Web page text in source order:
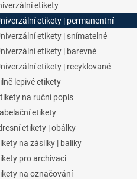
etikety
etikety | permanentní
etikety | snímatelné
etikety | barevné
etikety | recyklované
lepivé etikety
na ruční popis
etikety
etikety | obálky
na zásilky | balíky
pro archivaci
na označování